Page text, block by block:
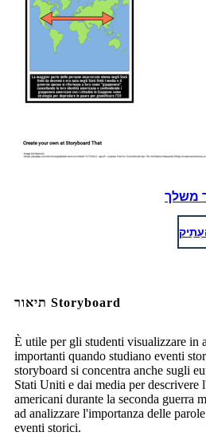
תיאור Storyboard
È utile per gli studenti visualizzare in
importanti quando studiano eventi
storyboard si concentra anche sugli
Stati Uniti e dai media per descrivere
americani durante la seconda guerra
ad analizzare l'importanza delle
eventi storici.